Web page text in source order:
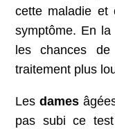
cette maladie et
symptôme. En
les chances
traitement plus
Les dames
pas subi ce